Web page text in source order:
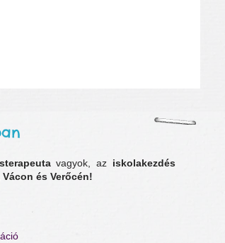
vagyok, az iskolakezdés
Vácon és Verőcén!